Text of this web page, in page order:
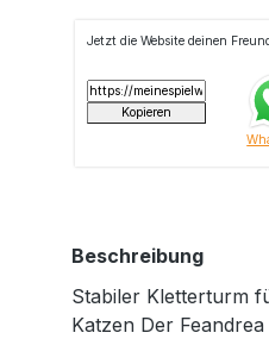
Beschreibung
Stabiler Kletterturm
Katzen Der